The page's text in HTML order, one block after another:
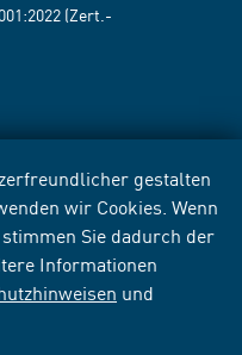
gestalten
wir Cookies. Wenn
Sie dadurch der
Informationen
und
(Zert.-